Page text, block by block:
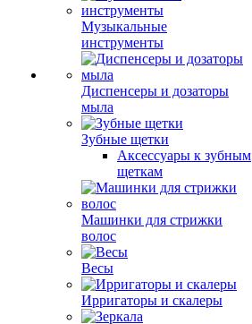
Музыкальные
инструменты
Диспенсеры и дозаторы
мыла
Зубные щетки
Аксессуары к зубным
щеткам
Машинки для стрижки
волос
Весы
Ирригаторы и скалеры